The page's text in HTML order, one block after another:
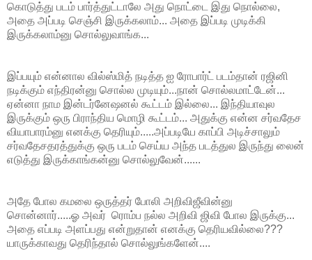
கொடுத்து படம் பார்த்துட்டாலே அது நொட்டை இது நொல்லை,
அதை அப்படி செஞ்சி இருக்கலாம்... அதை இப்படி முடிக்கி
இருக்கலாம்னு சொல்லுவாங்க...
இப்பயும் என்னால வில்ஸ்மித் நடித்த ஐ ரோபார்ட் படம்தான் ரஜினி
நடிக்கும் எந்திரன்னு சொல்ல முடியும்...நான் சொல்லமாட்டேன்...
ஏன்னா நாம இன்டர்னேஷனல் கூட்டம் இல்லை... இந்தியாவுல
இருக்கும் ஒரு பிராந்திய மொழி கூட்டம்... அதுக்கு என்ன சர்வதேச
வியாபாரம்னு எனக்கு தெரியும்.....அப்படியே காப்பி அடிச்சாலும்
சர்வதேசதரத்துக்கு ஒரு படம் செய்ய அந்த படத்துல இருந்து லைன்
எடுத்து இருக்காங்கன்னு சொல்லுவேன்......
அதே போல கமலை ஒருத்தர் போலி அறிவிஜீவின்னு
சொன்னார்.....ஓ அவர் ரொம்ப நல்ல அறிவி ஜிவி போல இருக்கு...
அதை எப்படி அளப்பது என்றுதான் எனக்கு தெரியவில்லை???
யாருக்காவது தெரிந்தால் சொல்லுங்களேன்....